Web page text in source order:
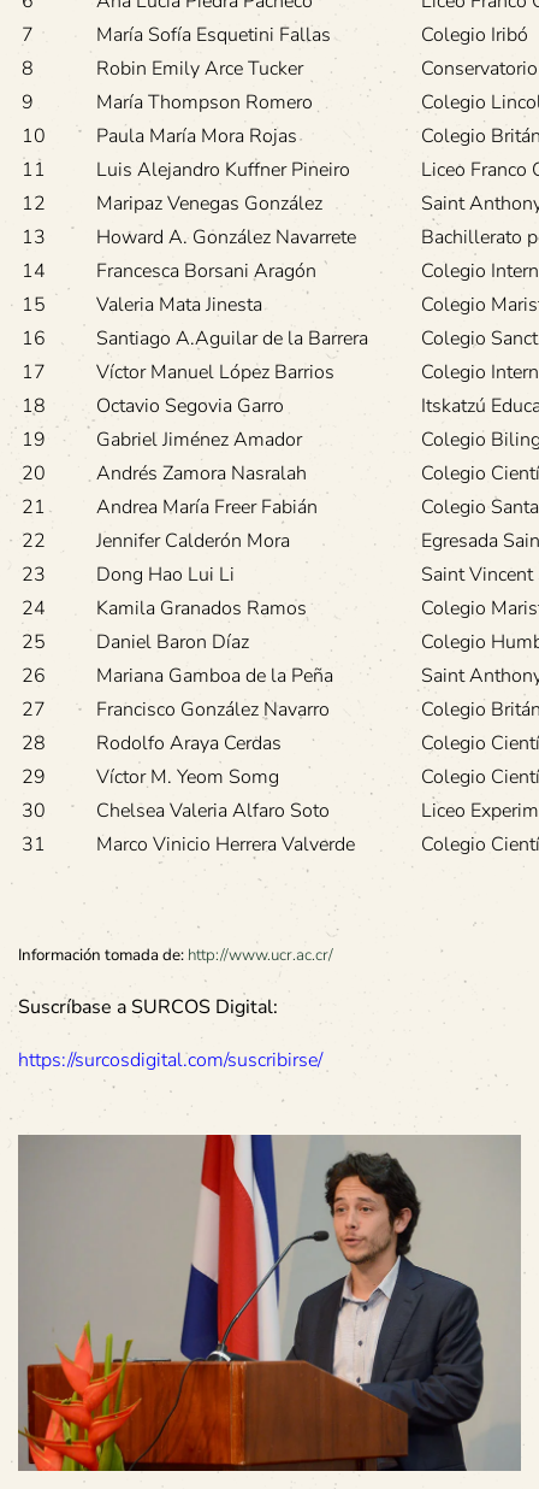
7
María Sofía Esquetini Fallas
Colegio Iribó
8
Robin Emily Arce Tucker
9
María Thompson Romero
Colegio
10
Paula María Mora Rojas
Colegio
11
Luis Alejandro Kuffner Pineiro
Liceo Franco
12
Maripaz Venegas González
Saint
13
Howard A. González Navarrete
Bachillerato
14
Francesca Borsani Aragón
Colegio
15
Valeria Mata Jinesta
Colegio
16
Santiago A.Aguilar de la Barrera
Colegio
17
Víctor Manuel López Barrios
Colegio
18
Octavio Segovia Garro
Itskatzú
19
Gabriel Jiménez Amador
Colegio
20
Andrés Zamora Nasralah
Colegio
21
Andrea María Freer Fabián
Colegio
22
Jennifer Calderón Mora
Egresada
23
Dong Hao Lui Li
Saint
24
Kamila Granados Ramos
Colegio
25
Daniel Baron Díaz
Colegio
26
Mariana Gamboa de la Peña
Saint
27
Francisco González Navarro
Colegio
28
Rodolfo Araya Cerdas
Colegio
29
Víctor M. Yeom Somg
Colegio
30
Chelsea Valeria Alfaro Soto
Liceo
31
Marco Vinicio Herrera Valverde Colegio
Información tomada de: http://www.ucr.ac.cr/
Suscríbase a SURCOS Digital:
https://surcosdigital.com/suscribirse/